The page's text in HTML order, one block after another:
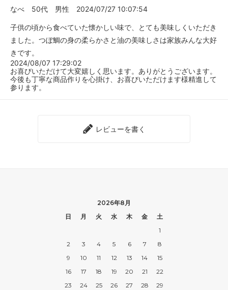
なべ
50代 男性 2024/07/27 10:07:54
子供の頃から食べていた懐かしい味で、とても美味しくいただき
ました。つぼ鯛の身の柔らかさと油の美味しさは家族みんな大好
きです。
2024/08/07 17:29:02
お喜びいただけて大変嬉しく思います。ありがとうございます。
今後も丁寧な商品作りを心掛け、お喜びいただけます様精進して
参ります。
レビューを書く
2026年8月
日
月 火 水 木 金
土
1
2
3 4 5 6 7
8
9
10 11 12 13 14
15
16
17 18 19 20 21
22
23
24 25 26 27 28
29